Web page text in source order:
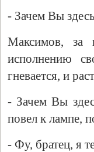
- Зачем Вы
Максимов, за
исполнению
гневается, и
- Зачем Вы
повел к лампе,
- Фу, братец, я